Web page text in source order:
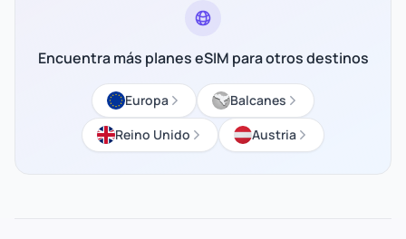
Encuentra más planes eSIM para otros destinos
Europa
Balcanes
Reino Unido
Austria